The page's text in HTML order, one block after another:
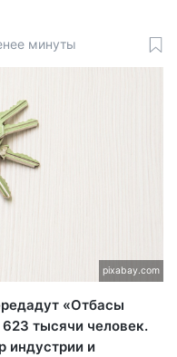
минуты
pixabay.com
«Отбасы
тысячи человек.
индустрии и